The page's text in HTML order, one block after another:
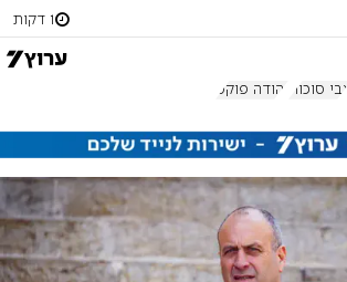
1 דקות
צבי סוכות יהודה פוקס